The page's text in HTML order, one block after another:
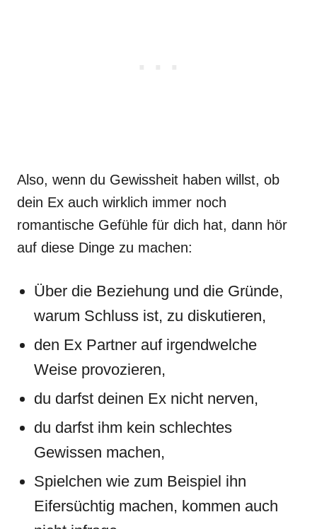
Also, wenn du Gewissheit haben willst, ob
dein Ex auch wirklich immer noch
romantische Gefühle für dich hat, dann hör
auf diese Dinge zu machen:
Über die Beziehung und die Gründe,
warum Schluss ist, zu diskutieren,
den Ex Partner auf irgendwelche
Weise provozieren,
du darfst deinen Ex nicht nerven,
du darfst ihm kein schlechtes
Gewissen machen,
Spielchen wie zum Beispiel ihn
Eifersüchtig machen, kommen auch